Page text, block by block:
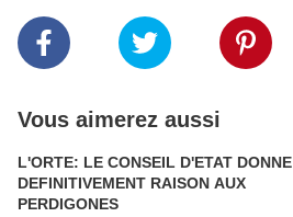
Vous aimerez aussi
L'ORTE: LE CONSEIL D'ETAT DONNE
DEFINITIVEMENT RAISON AUX
PERDIGONES